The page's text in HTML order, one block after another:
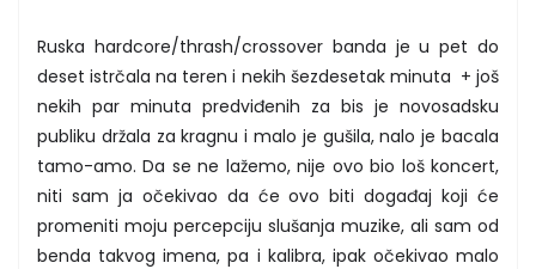
Ruska hardcore/thrash/crossover banda je u pet do
deset istrčala na teren i nekih šezdesetak minuta + još
nekih par minuta predviđenih za bis je novosadsku
publiku držala za kragnu i malo je gušila, nalo je bacala
tamo-amo. Da se ne lažemo, nije ovo bio loš koncert,
niti sam ja očekivao da će ovo biti događaj koji će
promeniti moju percepciju slušanja muzike, ali sam od
benda takvog imena, pa i kalibra, ipak očekivao malo